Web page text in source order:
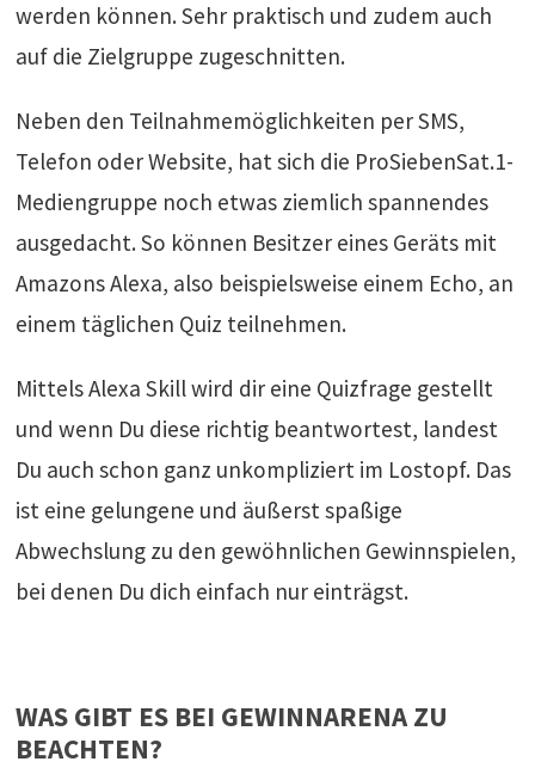
werden können. Sehr praktisch und zudem auch
auf die Zielgruppe zugeschnitten.
Neben den Teilnahmemöglichkeiten per SMS,
Telefon oder Website, hat sich die ProSiebenSat.1-
Mediengruppe noch etwas ziemlich spannendes
ausgedacht. So können Besitzer eines Geräts mit
Amazons Alexa, also beispielsweise einem Echo, an
einem täglichen Quiz teilnehmen.
Mittels Alexa Skill wird dir eine Quizfrage gestellt
und wenn Du diese richtig beantwortest, landest
Du auch schon ganz unkompliziert im Lostopf. Das
ist eine gelungene und äußerst spaßige
Abwechslung zu den gewöhnlichen Gewinnspielen,
bei denen Du dich einfach nur einträgst.
WAS GIBT ES BEI GEWINNARENA ZU
BEACHTEN?